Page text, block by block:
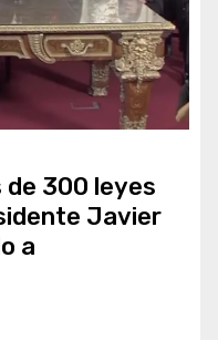
de 300 leyes
Javier
a